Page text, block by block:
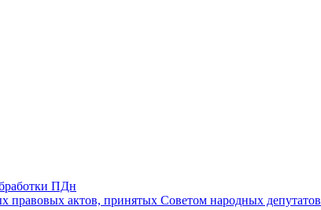
ПДн
актов, принятых Советом народных депутатов